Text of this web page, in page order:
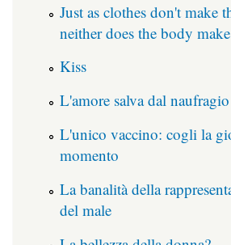
Just as clothes don't make
neither does the body
Kiss
L'amore salva dal naufragio
L'unico vaccino: cogli la
momento
La banalità della
del male